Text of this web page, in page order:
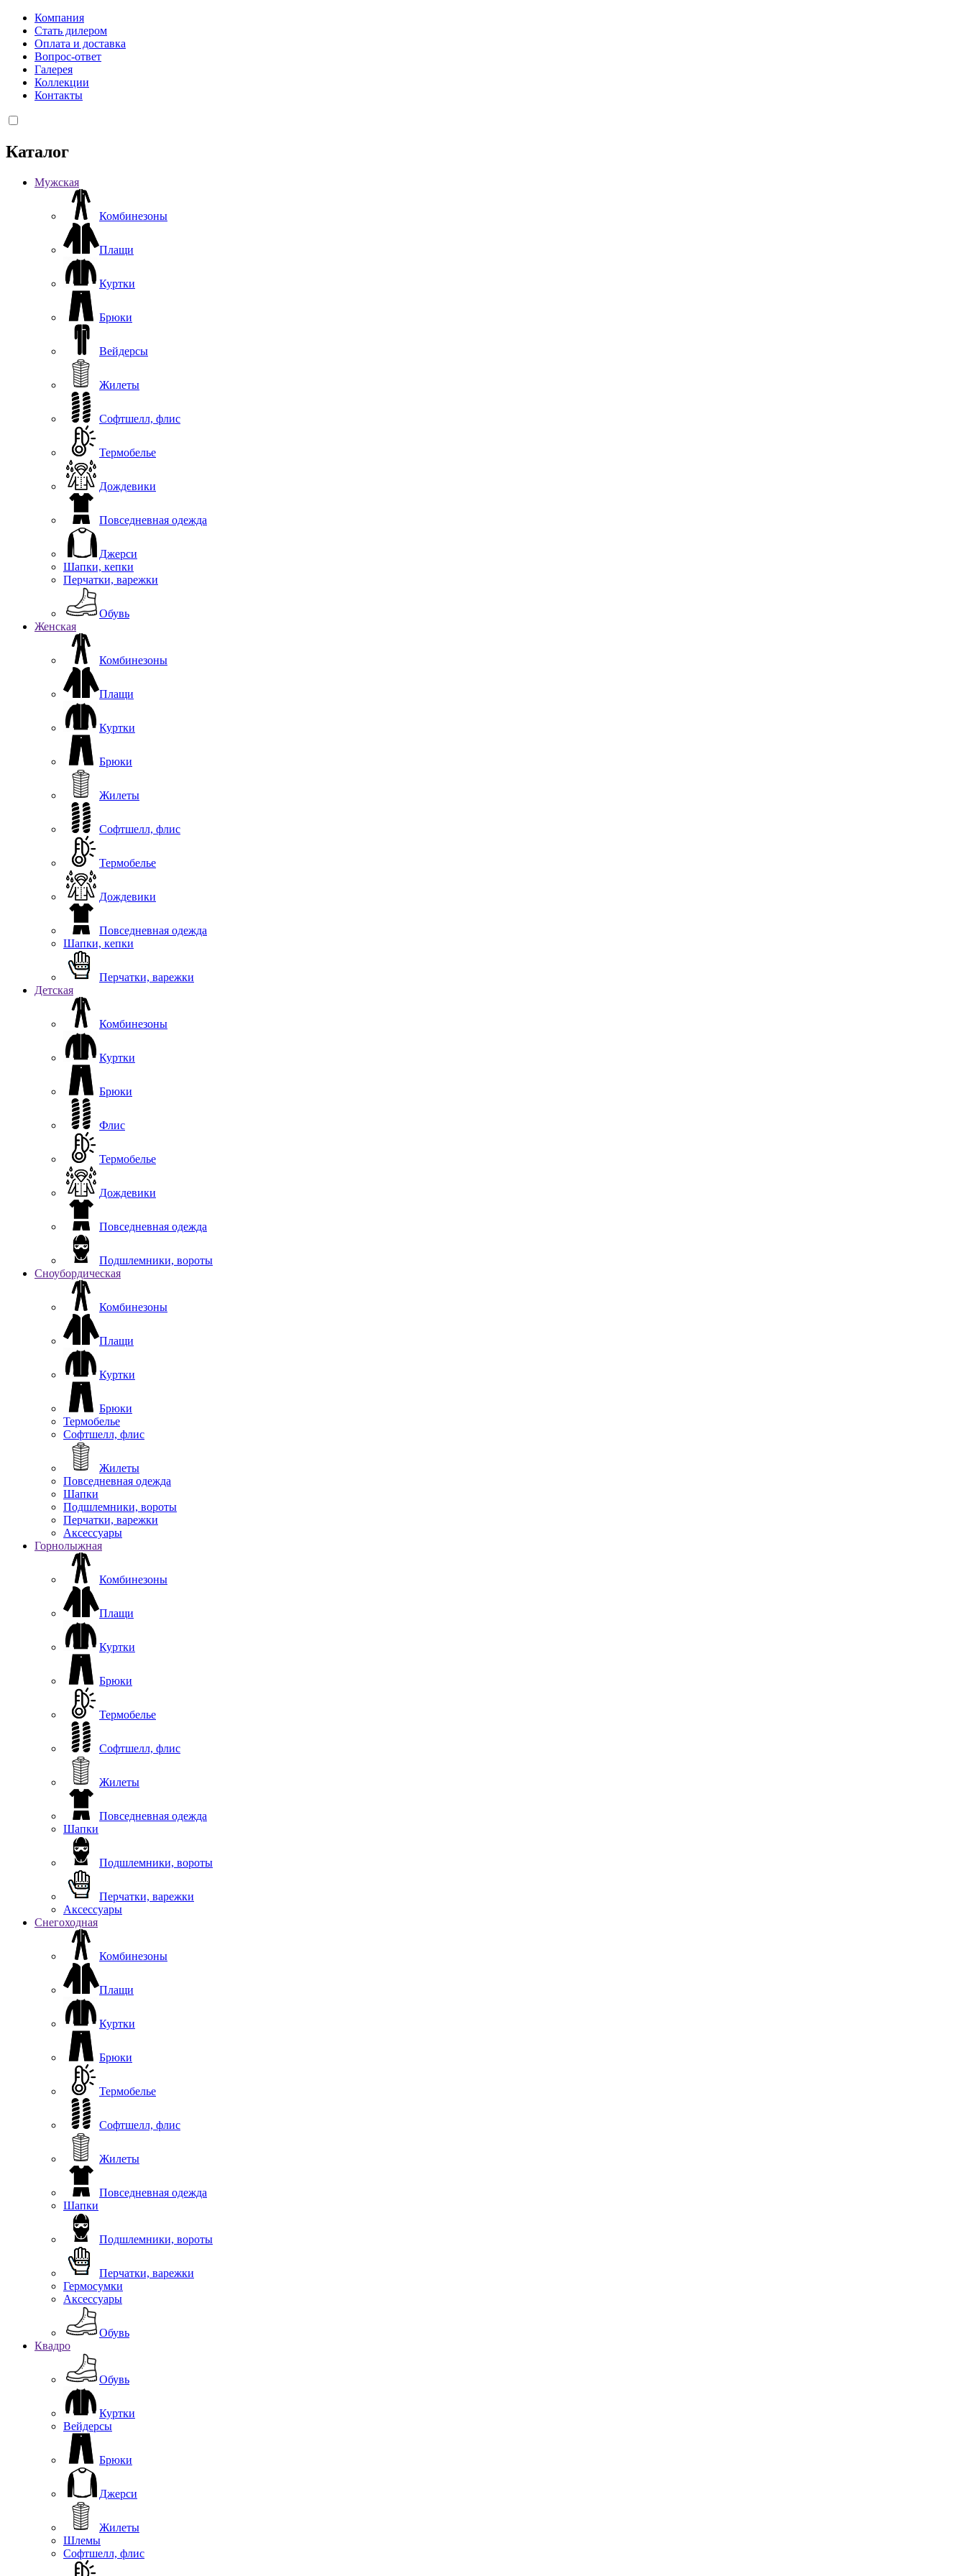
Компания
Стать дилером
Оплата и доставка
Вопрос-ответ
Галерея
Коллекции
Контакты
Каталог
Мужская
Комбинезоны
Плащи
Куртки
Брюки
Вейдерсы
Жилеты
Софтшелл, флис
Термобелье
Дождевики
Повседневная одежда
Джерси
Шапки, кепки
Перчатки, варежки
Обувь
Женская
Комбинезоны
Плащи
Куртки
Брюки
Жилеты
Софтшелл, флис
Термобелье
Дождевики
Повседневная одежда
Шапки, кепки
Перчатки, варежки
Детская
Комбинезоны
Куртки
Брюки
Флис
Термобелье
Дождевики
Повседневная одежда
Подшлемники, вороты
Сноубордическая
Комбинезоны
Плащи
Куртки
Брюки
Термобелье
Софтшелл, флис
Жилеты
Повседневная одежда
Шапки
Подшлемники, вороты
Перчатки, варежки
Аксессуары
Горнолыжная
Комбинезоны
Плащи
Куртки
Брюки
Термобелье
Софтшелл, флис
Жилеты
Повседневная одежда
Шапки
Подшлемники, вороты
Перчатки, варежки
Аксессуары
Снегоходная
Комбинезоны
Плащи
Куртки
Брюки
Термобелье
Софтшелл, флис
Жилеты
Повседневная одежда
Шапки
Подшлемники, вороты
Перчатки, варежки
Гермосумки
Аксессуары
Обувь
Квадро
Обувь
Куртки
Вейдерсы
Брюки
Джерси
Жилеты
Шлемы
Софтшелл, флис